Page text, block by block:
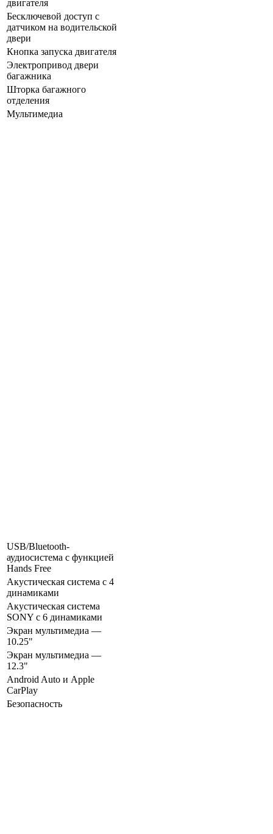
двигателя
Бесключевой доступ с
датчиком на водительской
двери
Кнопка запуска двигателя
Электропривод двери
багажника
Шторка багажного
отделения
Мультимедиа
USB/Bluetooth-
аудиосистема с функцией
Hands Free
Акустическая система с 4
динамиками
Акустическая система
SONY с 6 динамиками
Экран мультимедиа —
10.25"
Экран мультимедиа —
12.3"
Android Auto и Apple
CarPlay
Безопасность